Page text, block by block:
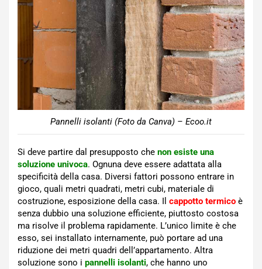
Pannelli isolanti (Foto da Canva) – Ecoo.it
Si deve partire dal presupposto che non esiste una
soluzione univoca. Ognuna deve essere adattata alla
specificità della casa. Diversi fattori possono entrare in
gioco, quali metri quadrati, metri cubi, materiale di
costruzione, esposizione della casa. Il cappotto termico è
senza dubbio una soluzione efficiente, piuttosto costosa
ma risolve il problema rapidamente. L’unico limite è che
esso, sei installato internamente, può portare ad una
riduzione dei metri quadri dell’appartamento. Altra
soluzione sono i pannelli isolanti, che hanno uno